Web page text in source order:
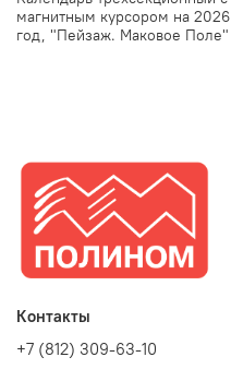
магнитным курсором на 2026
год, "Пейзаж. Маковое Поле"
Контакты
+7 (812) 309-63-10